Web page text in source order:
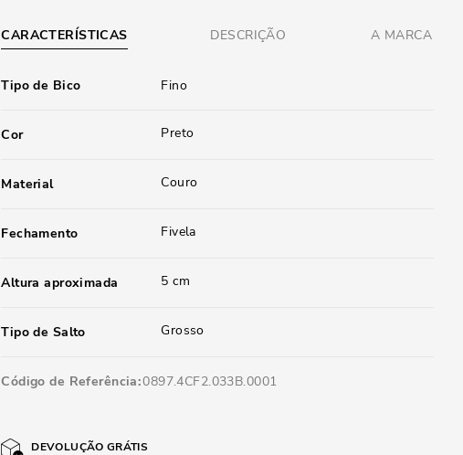
CARACTERÍSTICAS DESCRIÇÃO A MARCA
Tipo de Bico Fino
Cor Preto
Material Couro
Fechamento Fivela
Altura aproximada 5 cm
Tipo de Salto Grosso
Código de Referência 0897.4CF2.033B.0001
DEVOLUÇÃO GRÁTIS